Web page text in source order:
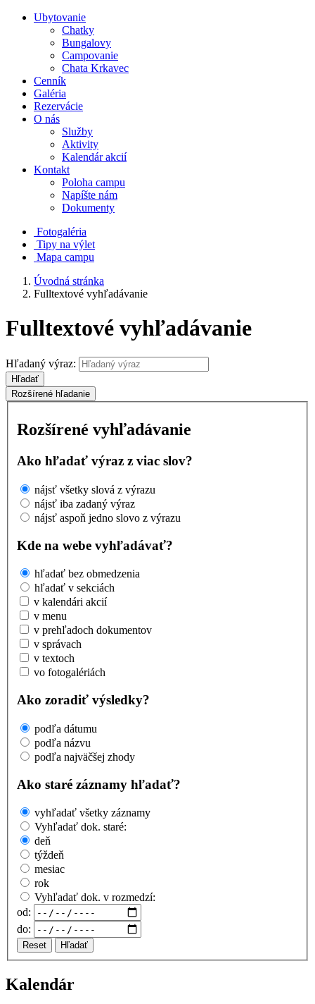
Ubytovanie
Chatky
Bungalovy
Campovanie
Chata Krkavec
Cenník
Galéria
Rezervácie
O nás
Služby
Aktivity
Kalendár akcií
Kontakt
Poloha campu
Napíšte nám
Dokumenty
Fotogaléria
Tipy na výlet
Mapa campu
Úvodná stránka
Fulltextové vyhľadávanie
Fulltextové vyhľadávanie
Hľadaný výraz:
Hľadať
Rozšírené hľadanie
Rozšírené vyhľadávanie
Ako hľadať výraz z viac slov?
nájsť všetky slová z výrazu
nájsť iba zadaný výraz
nájsť aspoň jedno slovo z výrazu
Kde na webe vyhľadávať?
hľadať bez obmedzenia
hľadať v sekciách
v kalendári akcií
v menu
v prehľadoch dokumentov
v správach
v textoch
vo fotogalériách
Ako zoradiť výsledky?
podľa dátumu
podľa názvu
podľa najväčšej zhody
Ako staré záznamy hľadať?
vyhľadať všetky záznamy
Vyhľadať dok. staré:
deň
týždeň
mesiac
rok
Vyhľadať dok. v rozmedzí:
od:
do:
Reset Hľadať
Kalendár